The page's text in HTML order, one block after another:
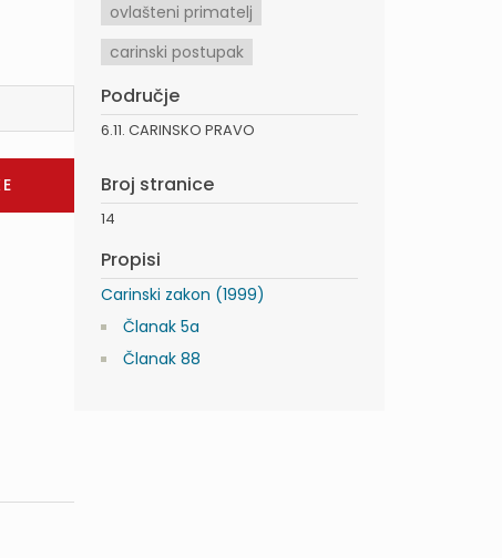
ovlašteni primatelj
carinski postupak
Područje
6.11. CARINSKO PRAVO
Broj stranice
14
Propisi
Carinski zakon (1999)
Članak 5a
Članak 88